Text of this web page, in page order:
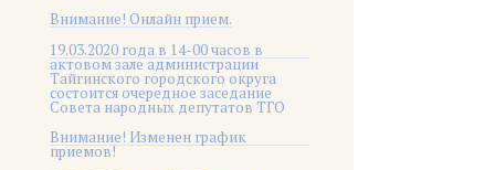
Внимание! Онлайн прием.
19.03.2020 года в 14-00 часов в
актовом зале администрации
Тайгинского городского округа
состоится очередное заседание
Совета народных депутатов ТГО
Внимание! Изменен график
приемов!